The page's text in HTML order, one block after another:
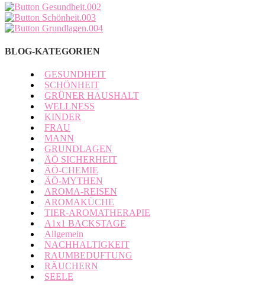
BLOG-KATEGORIEN
GESUNDHEIT
SCHÖNHEIT
GRÜNER HAUSHALT
WELLNESS
KINDER
FRAU
MANN
GRUNDLAGEN
ÄÖ SICHERHEIT
ÄÖ-CHEMIE
ÄÖ-MYTHEN
AROMA-REISEN
AROMAKÜCHE
TIER-AROMATHERAPIE
A1x1 BACKSTAGE
Allgemein
NACHHALTIGKEIT
RAUMBEDUFTUNG
RÄUCHERN
SEELE